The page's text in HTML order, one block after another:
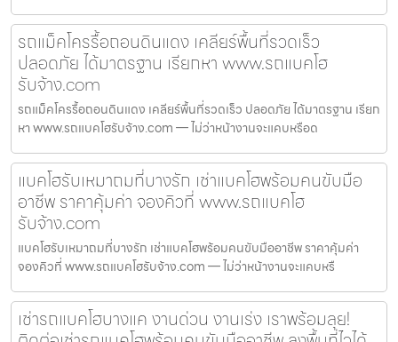
รถแม็คโครรื้อถอนดินแดง เคลียร์พื้นที่รวดเร็ว
ปลอดภัย ได้มาตรฐาน เรียกหา www.รถแบคโฮ
รับจ้าง.com
รถแม็คโครรื้อถอนดินแดง เคลียร์พื้นที่รวดเร็ว ปลอดภัย ได้มาตรฐาน เรียก
หา www.รถแบคโฮรับจ้าง.com — ไม่ว่าหน้างานจะแคบหรือด
แบคโฮรับเหมาถมที่บางรัก เช่าแบคโฮพร้อมคนขับมือ
อาชีพ ราคาคุ้มค่า จองคิวที่ www.รถแบคโฮ
รับจ้าง.com
แบคโฮรับเหมาถมที่บางรัก เช่าแบคโฮพร้อมคนขับมืออาชีพ ราคาคุ้มค่า
จองคิวที่ www.รถแบคโฮรับจ้าง.com — ไม่ว่าหน้างานจะแคบหรื
เช่ารถแบคโฮบางแค งานด่วน งานเร่ง เราพร้อมลุย!